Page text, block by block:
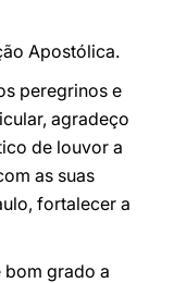
Apostólica.
peregrinos e
agradeço
de louvor a
as suas
fortalecer a
bom grado a